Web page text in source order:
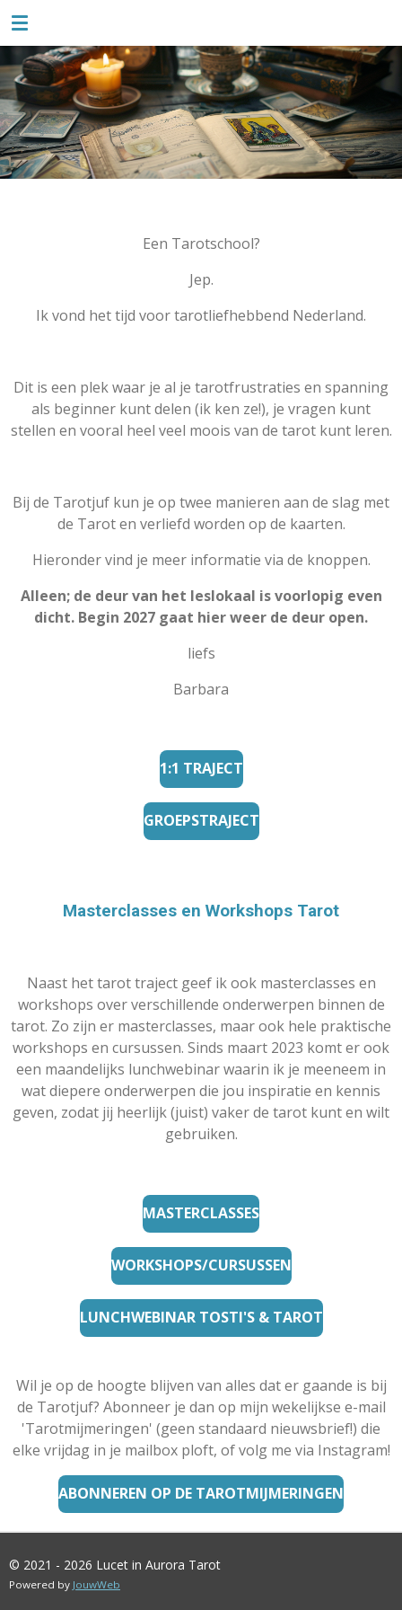
Ga
naar
de
hoofdinhoud
Een Tarotschool?
Jep.
Ik vond het tijd voor tarotliefhebbend Nederland.
Dit is een plek waar je al je tarotfrustraties en spanning
als beginner kunt delen (ik ken ze!), je vragen kunt
stellen en vooral heel veel moois van de tarot kunt leren.
Bij de Tarotjuf kun je op twee manieren aan de slag met
de Tarot en verliefd worden op de kaarten.
Hieronder vind je meer informatie via de knoppen.
Alleen; de deur van het leslokaal is voorlopig even
dicht. Begin 2027 gaat hier weer de deur open.
liefs
Barbara
1:1 TRAJECT
GROEPSTRAJECT
Masterclasses en Workshops Tarot
Naast het tarot traject geef ik ook masterclasses en
workshops over verschillende onderwerpen binnen de
tarot. Zo zijn er masterclasses, maar ook hele praktische
workshops en cursussen. Sinds maart 2023 komt er ook
een maandelijks lunchwebinar waarin ik je meeneem in
wat diepere onderwerpen die jou inspiratie en kennis
geven, zodat jij heerlijk (juist) vaker de tarot kunt en wilt
gebruiken.
MASTERCLASSES
WORKSHOPS/CURSUSSEN
LUNCHWEBINAR TOSTI'S & TAROT
Wil je op de hoogte blijven van alles dat er gaande is bij
de Tarotjuf? Abonneer je dan op mijn wekelijkse e-mail
'Tarotmijmeringen' (geen standaard nieuwsbrief!) die
elke vrijdag in je mailbox ploft, of volg me via Instagram!
ABONNEREN OP DE TAROTMIJMERINGEN
© 2021 - 2026 Lucet in Aurora Tarot
Powered by JouwWeb